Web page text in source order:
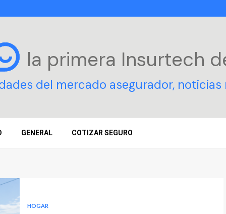
la primera Insurtech
del mercado asegurador,
GENERAL COTIZAR SEGURO
HOGAR